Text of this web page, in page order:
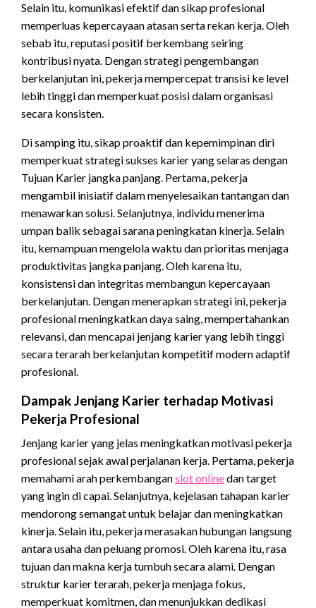
Selain itu, komunikasi efektif dan sikap profesional
memperluas kepercayaan atasan serta rekan kerja. Oleh
sebab itu, reputasi positif berkembang seiring
kontribusi nyata. Dengan strategi pengembangan
berkelanjutan ini, pekerja mempercepat transisi ke level
lebih tinggi dan memperkuat posisi dalam organisasi
secara konsisten.
Di samping itu, sikap proaktif dan kepemimpinan diri
memperkuat strategi sukses karier yang selaras dengan
Tujuan Karier jangka panjang. Pertama, pekerja
mengambil inisiatif dalam menyelesaikan tantangan dan
menawarkan solusi. Selanjutnya, individu menerima
umpan balik sebagai sarana peningkatan kinerja. Selain
itu, kemampuan mengelola waktu dan prioritas menjaga
produktivitas jangka panjang. Oleh karena itu,
konsistensi dan integritas membangun kepercayaan
berkelanjutan. Dengan menerapkan strategi ini, pekerja
profesional meningkatkan daya saing, mempertahankan
relevansi, dan mencapai jenjang karier yang lebih tinggi
secara terarah berkelanjutan kompetitif modern adaptif
profesional.
Dampak Jenjang Karier terhadap Motivasi
Pekerja Profesional
Jenjang karier yang jelas meningkatkan motivasi pekerja
profesional sejak awal perjalanan kerja. Pertama, pekerja
memahami arah perkembanganslot onlinedan target
yang ingin di capai. Selanjutnya, kejelasan tahapan karier
mendorong semangat untuk belajar dan meningkatkan
kinerja. Selain itu, pekerja merasakan hubungan langsung
antara usaha dan peluang promosi. Oleh karena itu, rasa
tujuan dan makna kerja tumbuh secara alami. Dengan
struktur karier terarah, pekerja menjaga fokus,
memperkuat komitmen, dan menunjukkan dedikasi